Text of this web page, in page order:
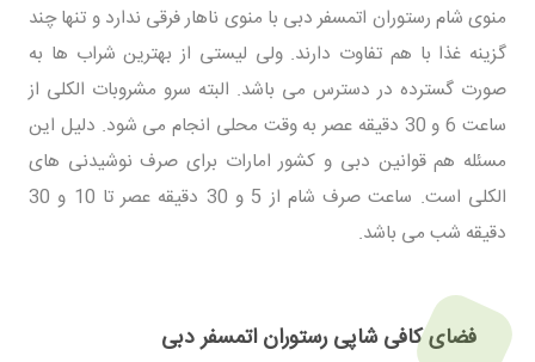
منوی شام رستوران اتمسفر دبی با منوی ناهار فرقی ندارد و تنها چند
گزینه غذا با هم تفاوت دارند. ولی لیستی از بهترین شراب ها به
صورت گسترده در دسترس می باشد. البته سرو مشروبات الکلی از
ساعت 6 و 30 دقیقه عصر به وقت محلی انجام می شود. دلیل این
مسئله هم قوانین دبی و کشور امارات برای صرف نوشیدنی های
الکلی است. ساعت صرف شام از 5 و 30 دقیقه عصر تا 10 و 30
دقیقه شب می باشد.
فضای کافی شاپی رستوران اتمسفر دبی